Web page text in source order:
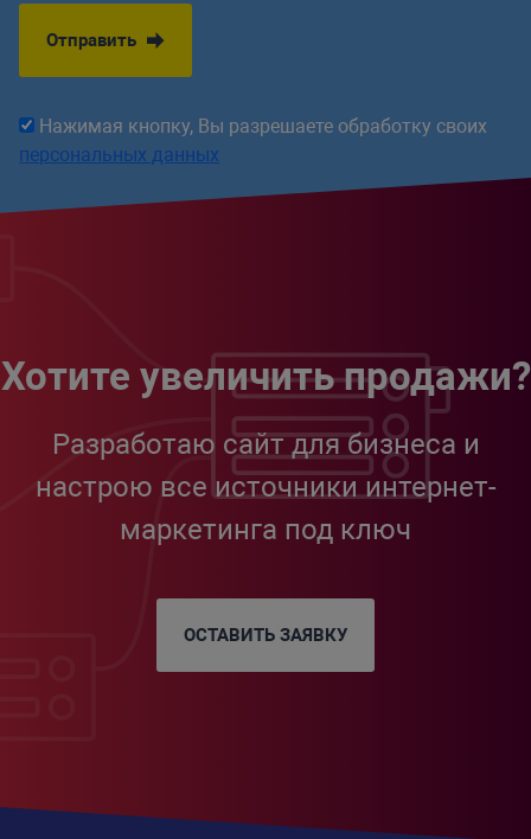
Отправить
Нажимая кнопку, Вы разрешаете обработку своих
персональных данных
Хотите увеличить продажи?
Разработаю сайт для бизнеса и
настрою все источники интернет-
маркетинга под ключ
ОСТАВИТЬ ЗАЯВКУ